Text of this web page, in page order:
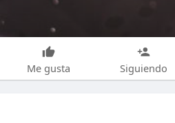
Me gusta Siguiendo